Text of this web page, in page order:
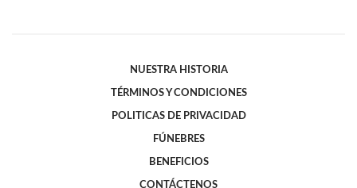
NUESTRA HISTORIA
TÉRMINOS Y CONDICIONES
POLITICAS DE PRIVACIDAD
FÚNEBRES
BENEFICIOS
CONTÁCTENOS